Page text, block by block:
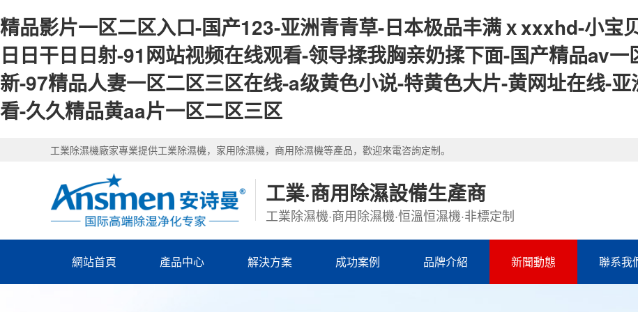
精品影片一区二区入口-国产123-亚洲青青草-日本极品丰满ⅹxxxhd-小宝
日日干日日射-91网站视频在线观看-领导揉我胸亲奶揉下面-国产精品av
新-97精品人妻一区二区三区在线-a级黄色小说-特黄色大片-黄网址在线-
看-久久精品黄aa片一区二区三区
工業除濕機廠家專業提供工業除濕機，家用除濕機，商用除濕機等產品，歡迎來電咨詢定制。
工業·商用除濕設備生產商
工業除濕機·商用除濕機·恒溫恒濕機·非標定制
網站首頁 產品中心 解決方案 成功案例 品牌介紹 新聞動態 聯系我